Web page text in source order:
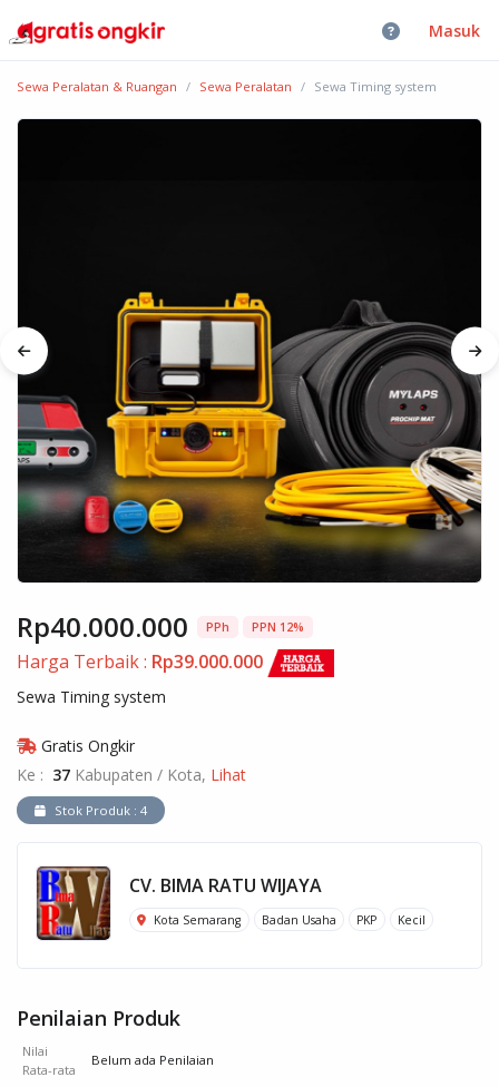
Masuk
Sewa Peralatan & Ruangan Sewa Peralatan Sewa Timing system
Rp40.000.000 PPh PPN 12%
Harga Terbaik : Rp39.000.000
Sewa Timing system
Gratis Ongkir
Ke : 37 Kabupaten / Kota, Lihat
Stok Produk : 4
CV. BIMA RATU WIJAYA
Kota Semarang Badan Usaha PKP Kecil
Penilaian Produk
Nilai
Rata-rata
Belum ada Penilaian